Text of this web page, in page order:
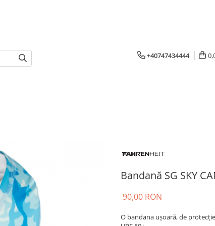
+40747434444
Bandană SG SKY
90,00 RON
O bandana ușoară, de